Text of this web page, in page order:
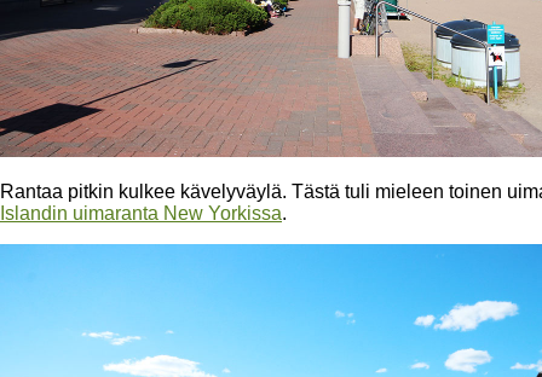
Rantaa pitkin kulkee kävelyväylä. Tästä tuli mieleen toinen
Islandin uimaranta New Yorkissa.